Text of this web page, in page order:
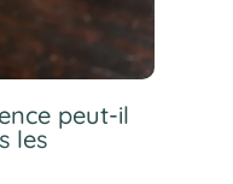
peut-il
les